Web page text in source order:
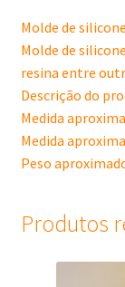
Molde de
Molde de
resina entre
Descrição do
Medida
Medida
Peso
Produtos